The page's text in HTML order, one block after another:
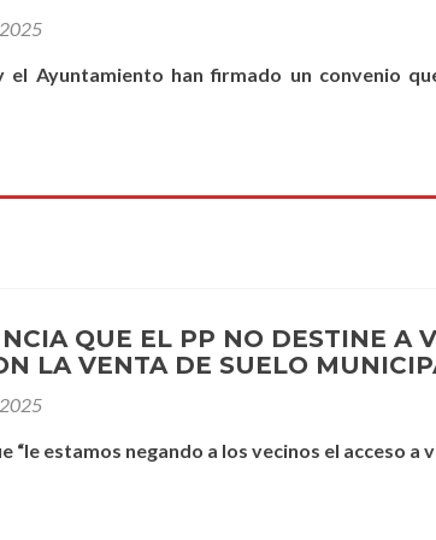
el Ayuntamiento han firmado un convenio
QUE EL PP NO DESTINE A
LA VENTA DE SUELO
“le estamos negando a los vecinos el acceso a